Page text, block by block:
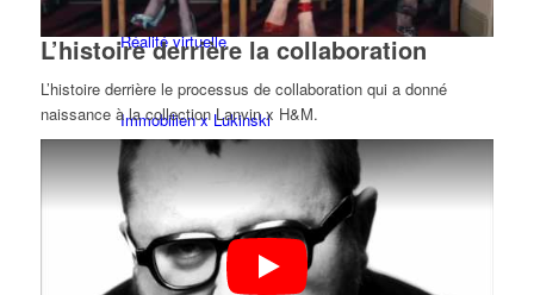
Réalité virtuelle
Immobilien x Lukinski
Magazine x FIV
Couture x CM
L’histoire derrière la collaboration
L’histoire derrière le processus de collaboration qui a donné
naissance à la collection Lanvin x H&M.